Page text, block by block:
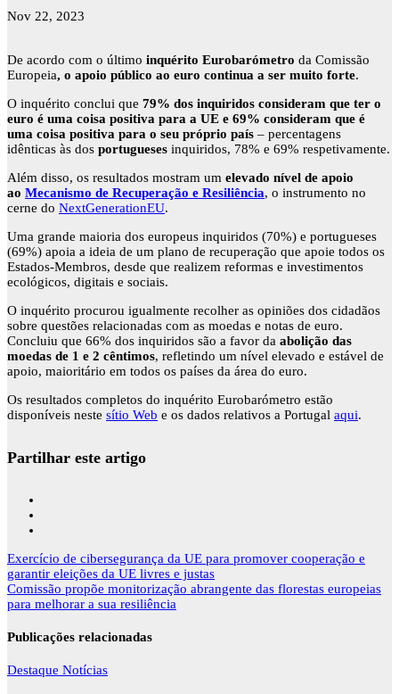
Nov 22, 2023
De acordo com o último inquérito Eurobarómetro da Comissão
Europeia, o apoio público ao euro continua a ser muito forte.
O inquérito conclui que 79% dos inquiridos consideram que ter o
euro é uma coisa positiva para a UE e 69% consideram que é
uma coisa positiva para o seu próprio país – percentagens
idênticas às dos portugueses inquiridos, 78% e 69% respetivamente.
Além disso, os resultados mostram um elevado nível de apoio
ao Mecanismo de Recuperação e Resiliência, o instrumento no
cerne do NextGenerationEU.
Uma grande maioria dos europeus inquiridos (70%) e portugueses
(69%) apoia a ideia de um plano de recuperação que apoie todos os
Estados-Membros, desde que realizem reformas e investimentos
ecológicos, digitais e sociais.
O inquérito procurou igualmente recolher as opiniões dos cidadãos
sobre questões relacionadas com as moedas e notas de euro.
Concluiu que 66% dos inquiridos são a favor da abolição das
moedas de 1 e 2 cêntimos, refletindo um nível elevado e estável de
apoio, maioritário em todos os países da área do euro.
Os resultados completos do inquérito Eurobarómetro estão
disponíveis neste sítio Web e os dados relativos a Portugal aqui.
Partilhar este artigo
Navegação
de
artigos
Exercício de cibersegurança da UE para promover cooperação e
garantir eleições da UE livres e justas
Comissão propõe monitorização abrangente das florestas europeias
para melhorar a sua resiliência
Publicações relacionadas
Destaque Notícias